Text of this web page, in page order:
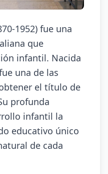
1952) fue una
que
infantil. Nacida
una de las
el título de
profunda
infantil la
educativo único
de cada